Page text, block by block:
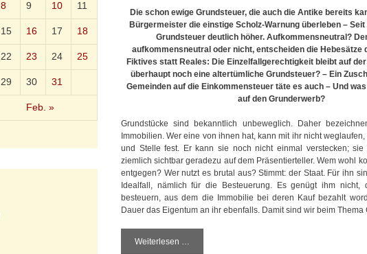
Die schon ewige Grundsteuer, die auch die Antike bereits
Bürgermeister die einstige Scholz-Warnung überleben –
Grundsteuer deutlich höher. Aufkommensneutral?
aufkommensneutral oder nicht, entscheiden die Hebesätze
Fiktives statt Reales: Die Einzelfallgerechtigkeit bleibt auf
überhaupt noch eine altertümliche Grundsteuer? – Ein
Gemeinden auf die Einkommensteuer täte es auch – Und
auf den Grunderwerb?
Grundstücke sind bekanntlich unbeweglich. Daher
Immobilien. Wer eine von ihnen hat, kann mit ihr nicht
und Stelle fest. Er kann sie noch nicht einmal verstecken; sie
ziemlich sichtbar geradezu auf dem Präsentierteller. Wem wohl
entgegen? Wer nutzt es brutal aus? Stimmt: der Staat. Für ihn
Idealfall, nämlich für die Besteuerung. Es genügt ihm nicht,
besteuern, aus dem die Immobilie bei deren Kauf bezahlt
Dauer das Eigentum an ihr ebenfalls. Damit sind wir beim Thema
Weiterlesen …
Feb. »
8 9 10 11
15 16 17 18
22 23 24 25
29 30 31